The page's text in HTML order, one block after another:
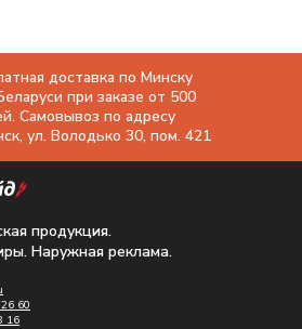
доставка по Минску
при заказе от 500
Самовывоз по адресу
ул. Володько 30, пом. 421
60
16
продукция.
Наружная реклама.